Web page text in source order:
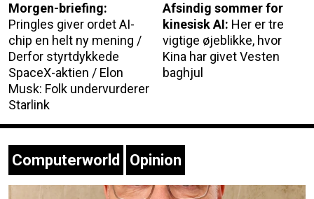
Morgen-briefing:
Pringles giver ordet AI-
chip en helt ny mening /
Derfor styrtdykkede
SpaceX-aktien / Elon
Musk: Folk undervurderer
Starlink
Afsindig sommer for
kinesisk AI: Her er tre
vigtige øjeblikke, hvor
Kina har givet Vesten
baghjul
Computerworld Opinion